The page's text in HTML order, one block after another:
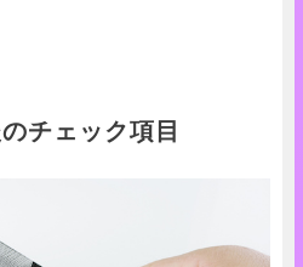
チェック項目